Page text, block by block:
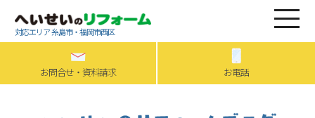
対応エリア 糸島市・福岡市西区
お問合せ・資料請求 お電話